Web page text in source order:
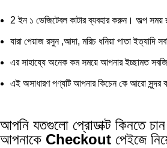
2 ইন ১ ভেজিটেবল কাটার ব্যবহার করুন। অল্প সময়
যারা পেয়াজ রসুন ,আদা, মরিচ ধনিয়া পাতা
এর সাহায্যে অনেক কম সময়ে আপনার ইচ্ছামত
এই অসাধারণ পণ্যটি আপনার কিচেন কে আরো সুন্দর
আপনি যতগুলো প্রোডাক্ট কিনতে
আপনাকে Checkout পেইজে